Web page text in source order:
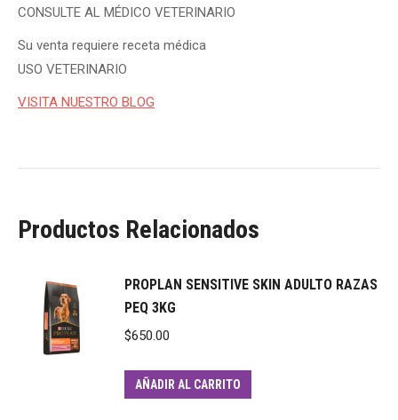
CONSULTE AL MÉDICO VETERINARIO
Su venta requiere receta médica
USO VETERINARIO
VISITA NUESTRO BLOG
Productos Relacionados
PROPLAN SENSITIVE SKIN ADULTO RAZAS
PEQ 3KG
$650.00
AÑADIR AL CARRITO